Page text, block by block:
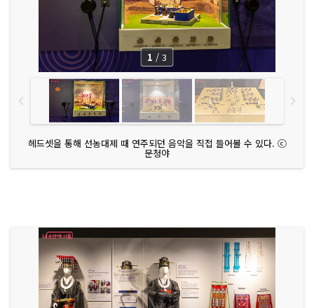
헤드셋을 통해 선농대제 때 연주되던 음악을 직접 들어볼 수 있다. ⓒ
문청야
1 / 3